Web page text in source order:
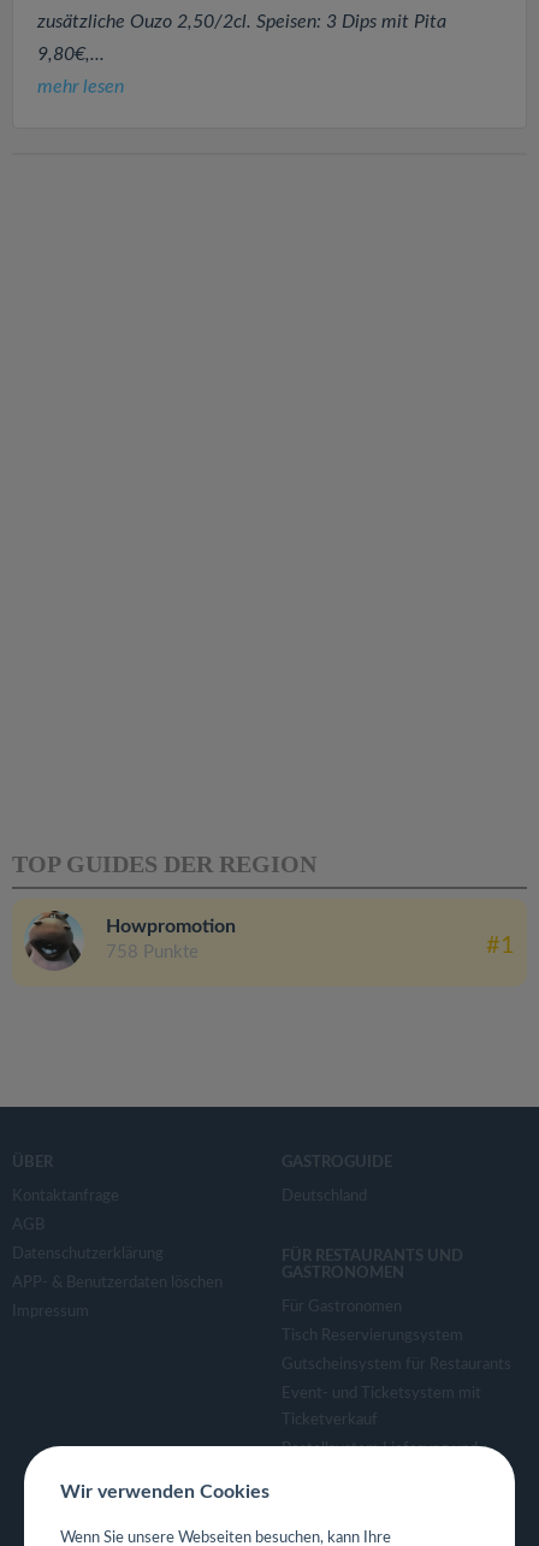
zusätzliche Ouzo 2,50/2cl. Speisen: 3 Dips mit Pita
9,80€,...
mehr lesen
TOP GUIDES DER REGION
Howpromotion
758 Punkte #1
ÜBER
Kontaktanfrage
AGB
Datenschutzerklärung
APP- & Benutzerdaten löschen
Impressum
GASTROGUIDE
Deutschland
FÜR RESTAURANTS UND
GASTRONOMEN
Für Gastronomen
Tisch Reservierungsystem
Gutscheinsystem für Restaurants
Event- und Ticketsystem mit
Ticketverkauf
Bestellsystem Lieferung und
Eigene App für Restaurant
Wir verwenden Cookies
Wenn Sie unsere Webseiten besuchen, kann Ihre